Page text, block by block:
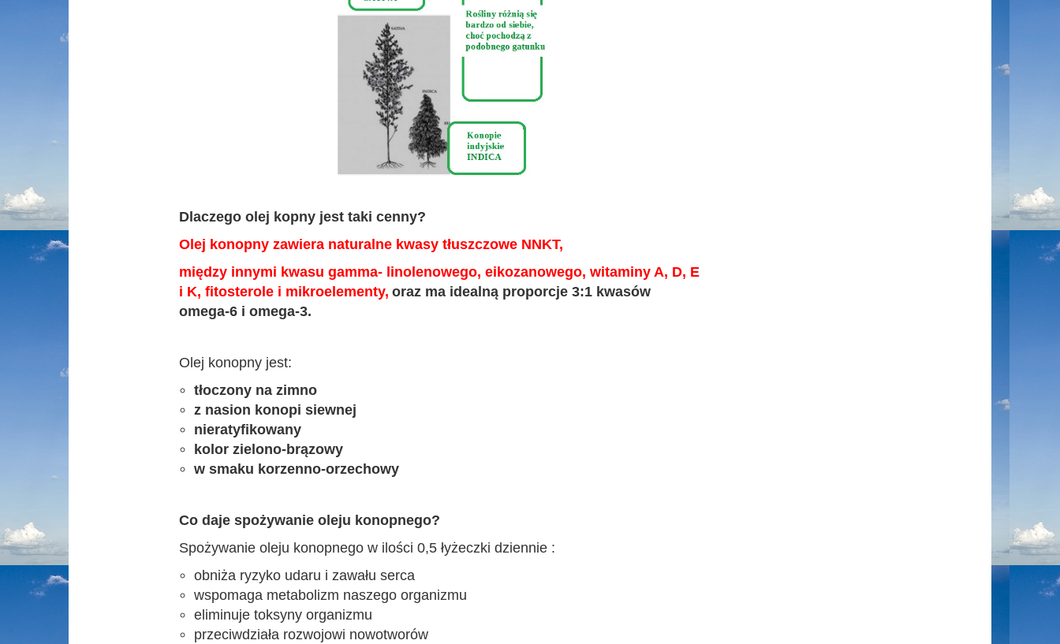
Dlaczego olej kopny jest taki cenny?
Olej konopny zawiera naturalne kwasy tłuszczowe NNKT,
między innymi kwasu gamma- linolenowego, eikozanowego, witaminy A, D, E
i K, fitosterole i mikroelementy, oraz ma idealną proporcje 3:1 kwasów
omega-6 i omega-3.
Olej konopny jest:
tłoczony na zimno
z nasion konopi siewnej
nieratyfikowany
kolor zielono-brązowy
w smaku korzenno-orzechowy
Co daje spożywanie oleju konopnego?
Spożywanie oleju konopnego w ilości 0,5 łyżeczki dziennie :
obniża ryzyko udaru i zawału serca
wspomaga metabolizm naszego organizmu
eliminuje toksyny organizmu
przeciwdziała rozwojowi nowotworów